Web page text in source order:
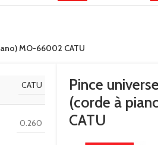
MO-66002 CATU
CATU
0.260
Pince
(corde à
CATU